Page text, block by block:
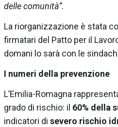
delle comunità”.
La riorganizzazione è stata
firmatari del Patto per il
domani lo sarà con le
I numeri della prevenzione
L’Emilia-Romagna
grado di rischio: il 60% della
indicatori di severo rischio